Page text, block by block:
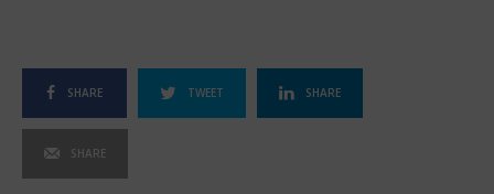
SHARE TWEET SHARE
SHARE